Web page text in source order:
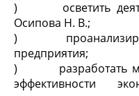
) осветить
Осипова Н. В.;
)
предприятия;
) разработать
эффективности